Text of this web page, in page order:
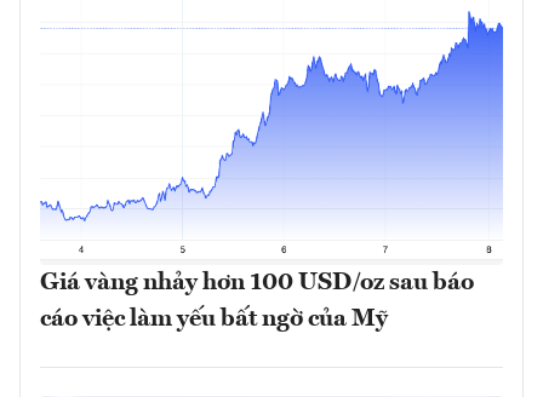
Giá vàng nhảy hơn 100 USD/oz sau báo
cáo việc làm yếu bất ngờ của Mỹ